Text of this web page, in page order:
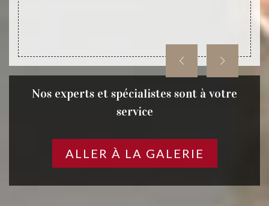
Nos experts et spécialistes sont à votre
service
ALLER À LA GALERIE